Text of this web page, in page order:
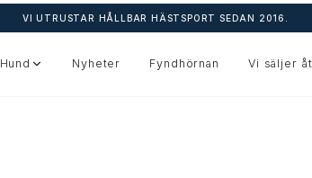
VI UTRUSTAR HÅLLBAR HÄSTSPORT SEDAN 2016.
Hund Nyheter Fyndhörnan Vi säljer